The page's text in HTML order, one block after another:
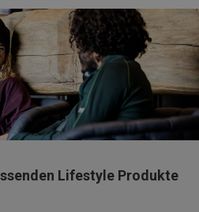
Lifestyle Produkte